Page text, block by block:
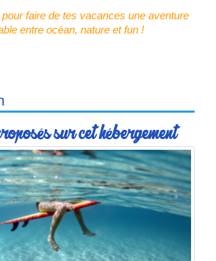
faire de tes vacances une aventure
entre océan, nature et fun !
sur cet hébergement